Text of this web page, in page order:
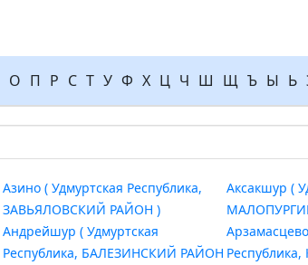
О П Р С Т У Ф Х Ц Ч Ш Щ Ъ Ы Ь
Азино ( Удмуртская Республика,
ЗАВЬЯЛОВСКИЙ РАЙОН )
Аксакшур (
Андрейшур ( Удмуртская
Республика, БАЛЕЗИНСКИЙ РАЙОН